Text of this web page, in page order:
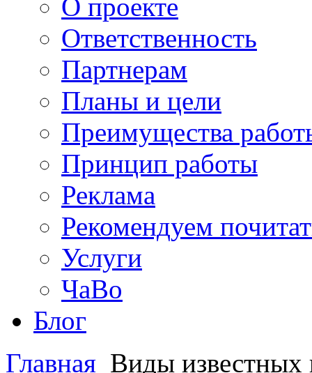
О проекте
Ответственность
Партнерам
Планы и цели
Преимущества
Принцип работы
Реклама
Рекомендуем
Услуги
ЧаВо
Блог
Главная Виды известных